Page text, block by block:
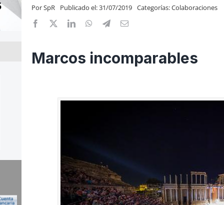
PorSpR Publicado el: 31/07/2019 Categorías:Colaboraciones
Marcos incomparables